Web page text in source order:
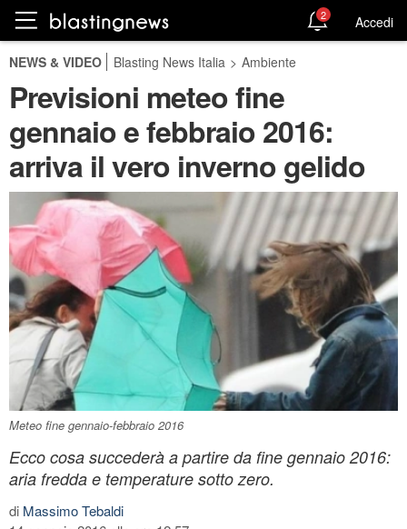
2 Accedi
NEWS & VIDEO Blasting News Italia > Ambiente
Previsioni meteo fine
gennaio e febbraio 2016:
arriva il vero inverno gelido
Meteo fine gennaio-febbraio 2016
Ecco cosa succederà a partire da fine gennaio 2016:
aria fredda e temperature sotto zero.
di Massimo Tebaldi